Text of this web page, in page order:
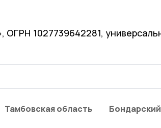
ОГРН 1027739642281,
Тамбовская область